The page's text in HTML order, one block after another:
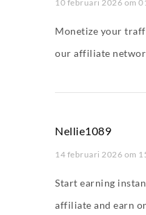
10 februari 2026 om
Monetize your
our affiliate
Nellie1089
14 februari 2026 om
Start earning
affiliate and earn